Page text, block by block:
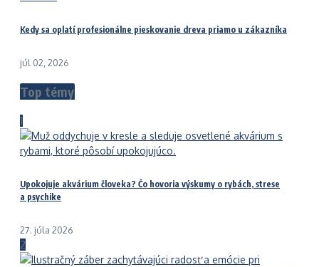
Kedy sa oplatí profesionálne pieskovanie dreva priamo u zákazníka
júl 02, 2026
Top témy
1
Upokojuje akvárium človeka? Čo hovoria výskumy o rybách, strese
a psychike
27. júla 2026
2